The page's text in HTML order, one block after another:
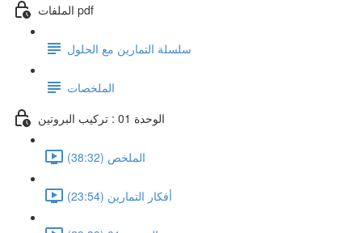
الملفات pdf
سلسلة التمارين مع الحلول
الملخصات
الوحدة 01 : تركيب البروتين
الملخص (38:32)
أفكار التمارين (23:54)